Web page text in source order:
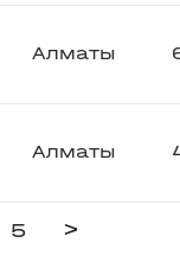
Алматы
Алматы
5 >